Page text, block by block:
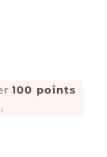
100 points